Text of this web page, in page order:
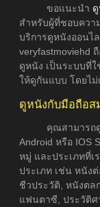
ขอแนะนำ
สำหรับผู้ที่ชอบควา
บริการดูหนังออนไ
veryfastmoviehd
ดูหนัง เป็นระบบที่
ให้ดูกันแบบ โดยไม่
ดูหนังกับมือถือส
คุณสามารถ
Android หรือ IOS
หมู่ และประเภทที่เ
ประเภท เช่น หนัง
ชีวประวัติ, หนังตล
แฟนตาซี, ประวัติศ